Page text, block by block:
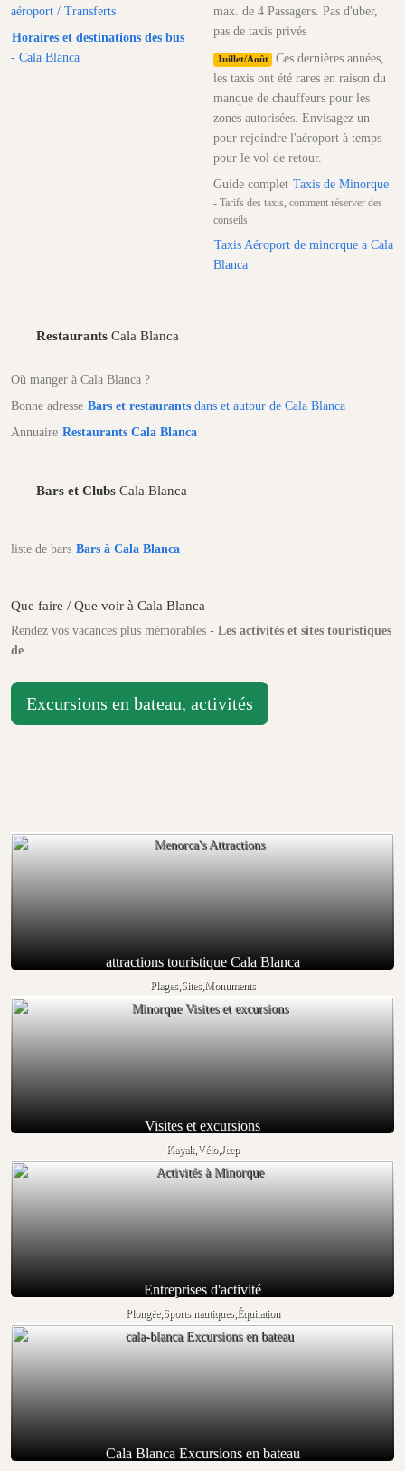
aéroport / Transferts
Horaires et destinations des bus
- Cala Blanca
max. de 4 Passagers. Pas d'uber,
pas de taxis privés
Juillet/Août
Ces dernières années,
les taxis ont été rares en raison du
manque de chauffeurs pour les
zones autorisées. Envisagez un
pour rejoindre l'aéroport à temps
pour le vol de retour.
Guide complet Taxis de Minorque
- Tarifs des taxis, comment réserver des
conseils
Taxis Aéroport de minorque a Cala
Blanca
Restaurants Cala Blanca
Où manger à Cala Blanca ?
Bonne adresse Bars et restaurants dans et autour de Cala Blanca
Annuaire Restaurants Cala Blanca
Bars et Clubs Cala Blanca
liste de bars Bars à Cala Blanca
Que faire / Que voir à Cala Blanca
Rendez vos vacances plus mémorables - Les activités et sites touristiques
de
Excursions en bateau, activités
attractions touristique Cala Blanca
Plages,Sites,Monuments
Visites et excursions
Kayak,Vélo,Jeep
Entreprises d'activité
Plongée,Sports nautiques,Équitation
Cala Blanca Excursions en bateau